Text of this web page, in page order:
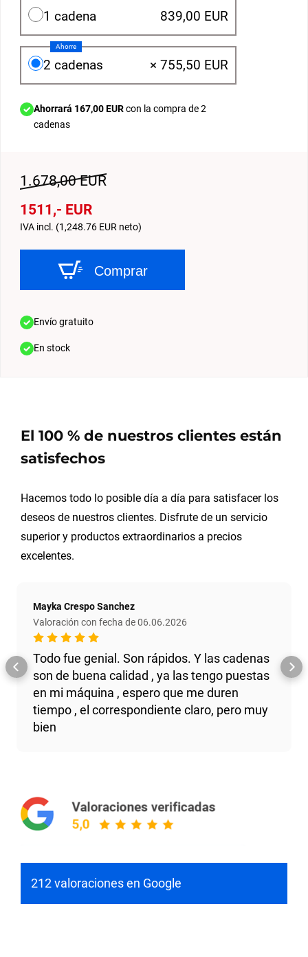
1 cadena 839,00 EUR
2 cadenas × 755,50 EUR
Ahorre
Ahorrará 167,00 EURcon la compra de 2
cadenas
1.678,00 EUR
1511,- EUR
IVA incl. (1,248.76 EUR neto)
Comprar
Envío gratuito
En stock
El 100 % de nuestros clientes están
satisfechos
Hacemos todo lo posible día a día para satisfacer los
deseos de nuestros clientes. Disfrute de un servicio
superior y productos extraordinarios a precios
excelentes.
Mayka Crespo Sanchez
Valoración con fecha de 06.06.2026
Todo fue genial. Son rápidos. Y las cadenas
son de buena calidad , ya las tengo puestas
en mi máquina , espero que me duren
tiempo , el correspondiente claro, pero muy
bien
212 valoraciones en Google